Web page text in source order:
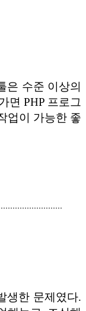
은 수준 이상의
면 PHP 프로그
업이 가능한 좋
생한 문제였다.